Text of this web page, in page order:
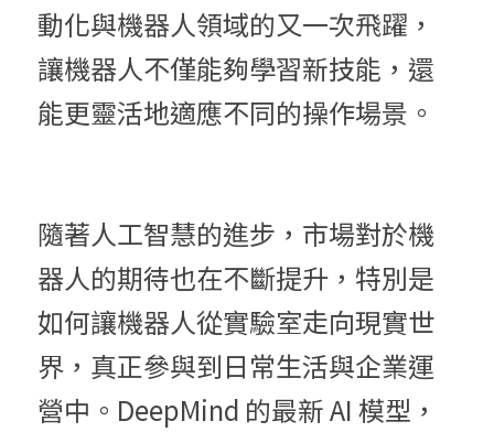
動化與機器人領域的又一次飛躍，
讓機器人不僅能夠學習新技能，還
能更靈活地適應不同的操作場景。
隨著人工智慧的進步，市場對於機
器人的期待也在不斷提升，特別是
如何讓機器人從實驗室走向現實世
界，真正參與到日常生活與企業運
營中。DeepMind 的最新 AI 模型，